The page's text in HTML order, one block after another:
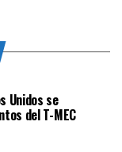
Unidos se
del T-MEC